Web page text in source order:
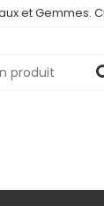
et Gemmes.